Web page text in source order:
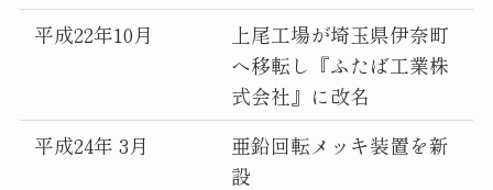
平成22年10月
上尾工場が埼玉県伊奈町
へ移転し『ふたば工業株
式会社』に改名
平成24年 3月
亜鉛回転メッキ装置を新
設